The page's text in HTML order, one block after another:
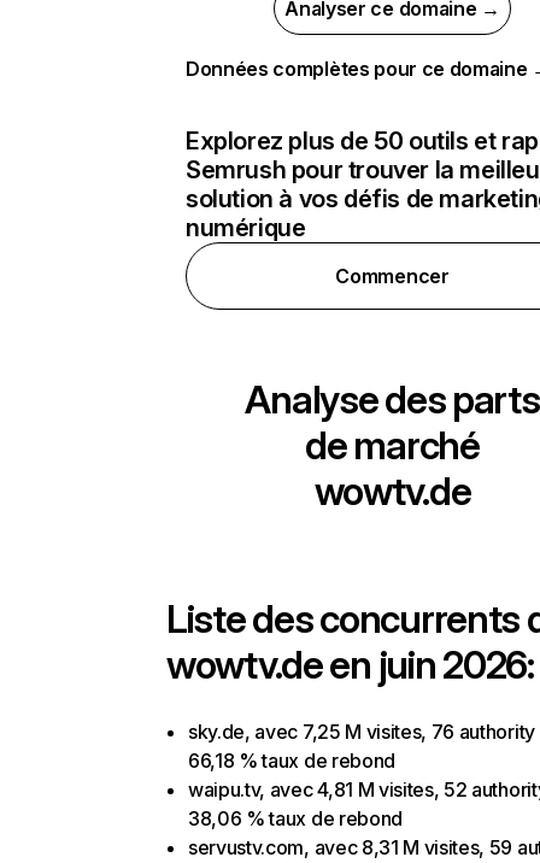
Analyser ce domaine →
Données complètes pour ce domaine
Explorez plus de 50 outils et
Semrush pour trouver la
solution à vos défis de
numérique
Commencer
Analyse des parts
de marché
wowtv.de
Liste des concurrents
wowtv.de en juin 2026:
sky.de, avec 7,25 M visites, 76
66,18 % taux de rebond
waipu.tv, avec 4,81 M visites, 52
38,06 % taux de rebond
servustv.com, avec 8,31 M visites, 59